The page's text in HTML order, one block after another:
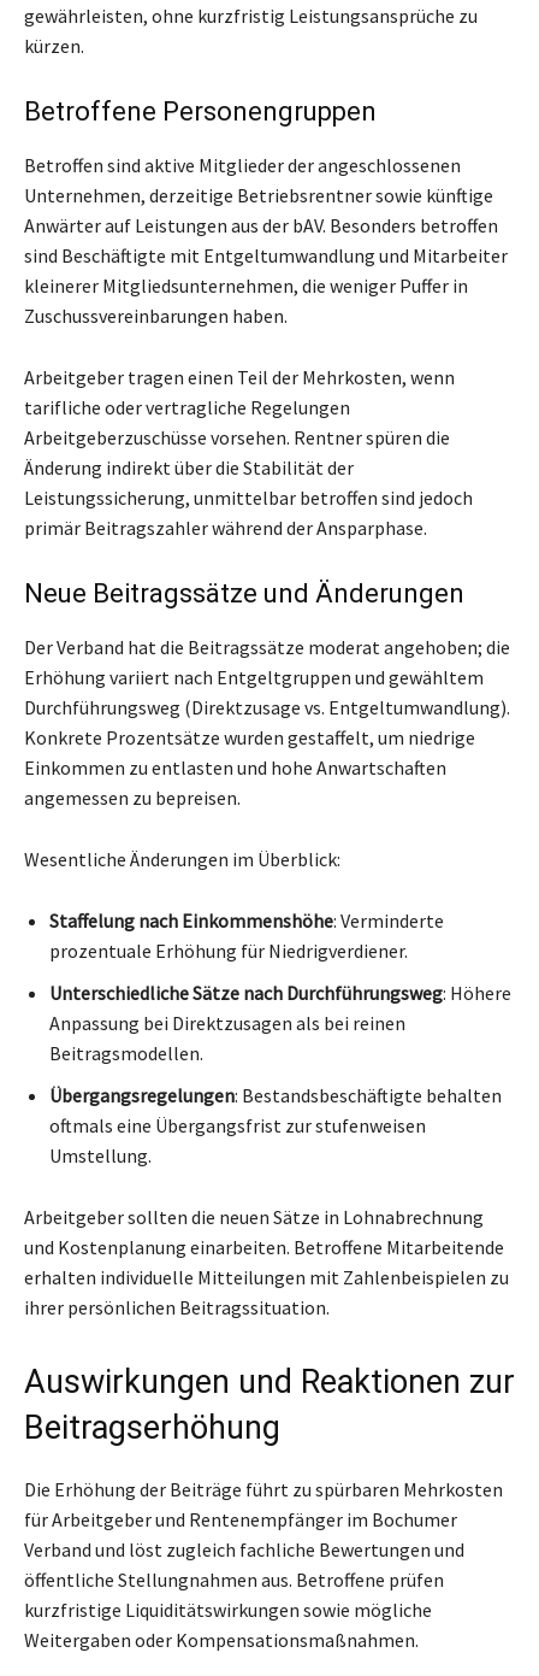
gewährleisten, ohne kurzfristig Leistungsansprüche zu
kürzen.
Betroffene Personengruppen
Betroffen sind aktive Mitglieder der angeschlossenen
Unternehmen, derzeitige Betriebsrentner sowie künftige
Anwärter auf Leistungen aus der bAV. Besonders betroffen
sind Beschäftigte mit Entgeltumwandlung und Mitarbeiter
kleinerer Mitgliedsunternehmen, die weniger Puffer in
Zuschussvereinbarungen haben.
Arbeitgeber tragen einen Teil der Mehrkosten, wenn
tarifliche oder vertragliche Regelungen
Arbeitgeberzuschüsse vorsehen. Rentner spüren die
Änderung indirekt über die Stabilität der
Leistungssicherung, unmittelbar betroffen sind jedoch
primär Beitragszahler während der Ansparphase.
Neue Beitragssätze und Änderungen
Der Verband hat die Beitragssätze moderat angehoben; die
Erhöhung variiert nach Entgeltgruppen und gewähltem
Durchführungsweg (Direktzusage vs. Entgeltumwandlung).
Konkrete Prozentsätze wurden gestaffelt, um niedrige
Einkommen zu entlasten und hohe Anwartschaften
angemessen zu bepreisen.
Wesentliche Änderungen im Überblick:
Staffelung nach Einkommenshöhe: Verminderte
prozentuale Erhöhung für Niedrigverdiener.
Unterschiedliche Sätze nach Durchführungsweg: Höhere
Anpassung bei Direktzusagen als bei reinen
Beitragsmodellen.
Übergangsregelungen: Bestandsbeschäftigte behalten
oftmals eine Übergangsfrist zur stufenweisen
Umstellung.
Arbeitgeber sollten die neuen Sätze in Lohnabrechnung
und Kostenplanung einarbeiten. Betroffene Mitarbeitende
erhalten individuelle Mitteilungen mit Zahlenbeispielen zu
ihrer persönlichen Beitragssituation.
Auswirkungen und Reaktionen zur
Beitragserhöhung
Die Erhöhung der Beiträge führt zu spürbaren Mehrkosten
für Arbeitgeber und Rentenempfänger im Bochumer
Verband und löst zugleich fachliche Bewertungen und
öffentliche Stellungnahmen aus. Betroffene prüfen
kurzfristige Liquiditätswirkungen sowie mögliche
Weitergaben oder Kompensationsmaßnahmen.